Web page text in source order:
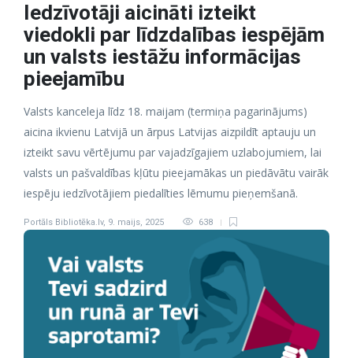
Iedzīvotāji aicināti izteikt
viedokli par līdzdalības iespējām
un valsts iestāžu informācijas
pieejamību
Valsts kanceleja līdz 18. maijam (termiņa pagarinājums)
aicina ikvienu Latvijā un ārpus Latvijas aizpildīt aptauju un
izteikt savu vērtējumu par vajadzīgajiem uzlabojumiem, lai
valsts un pašvaldības kļūtu pieejamākas un piedāvātu vairāk
iespēju iedzīvotājiem piedalīties lēmumu pieņemšanā.
Portāls Bibliotēka.lv, 9. maijs, 2025 638